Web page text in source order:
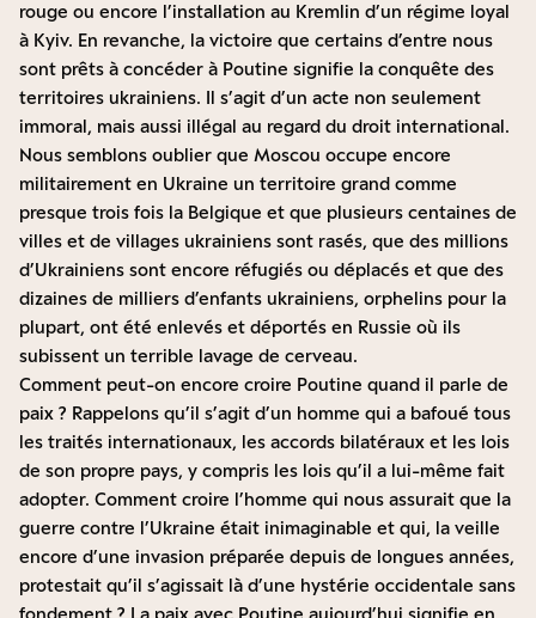
rouge ou encore l’installation au Kremlin d’un régime loyal
à Kyiv. En revanche, la victoire que certains d’entre nous
sont prêts à concéder à Poutine signifie la conquête des
territoires ukrainiens. Il s’agit d’un acte non seulement
immoral, mais aussi illégal au regard du droit international.
Nous semblons oublier que Moscou occupe encore
militairement en Ukraine un territoire grand comme
presque trois fois la Belgique et que plusieurs centaines de
villes et de villages ukrainiens sont rasés, que des millions
d’Ukrainiens sont encore réfugiés ou déplacés et que des
dizaines de milliers d’enfants ukrainiens, orphelins pour la
plupart, ont été enlevés et déportés en Russie où ils
subissent un terrible lavage de cerveau.
Comment peut-on encore croire Poutine quand il parle de
paix ? Rappelons qu’il s’agit d’un homme qui a bafoué tous
les traités internationaux, les accords bilatéraux et les lois
de son propre pays, y compris les lois qu’il a lui-même fait
adopter. Comment croire l’homme qui nous assurait que la
guerre contre l’Ukraine était inimaginable et qui, la veille
encore d’une invasion préparée depuis de longues années,
protestait qu’il s’agissait là d’une hystérie occidentale sans